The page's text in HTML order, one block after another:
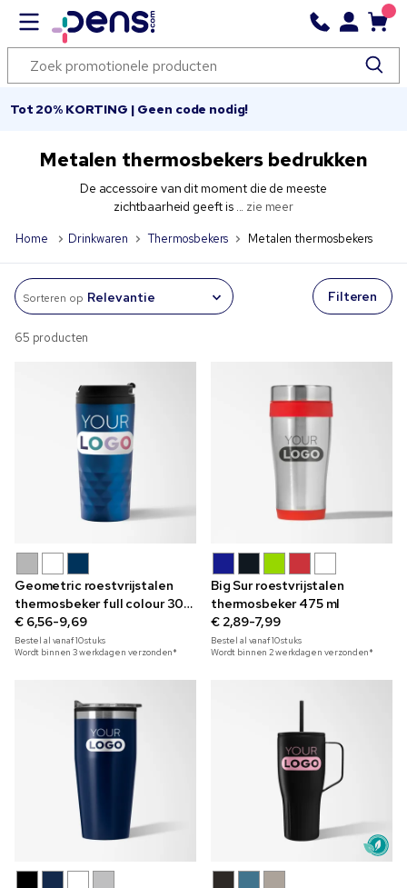
Tot 20% KORTING | Geen code nodig!
Metalen thermosbekers bedrukken
De accessoire van dit moment die de meeste
zichtbaarheid geeft is ... zie meer
Home Drinkwaren Thermosbekers Metalen thermosbekers
Sorteren op Filteren
65 producten
Geometric roestvrijstalen
thermosbeker full colour 300
ml
€ 6,56-9,69
Bestel al vanaf10stuks
Wordt binnen 3 werkdagen verzonden*
Big Sur roestvrijstalen
thermosbeker 475 ml
€ 2,89-7,99
Bestel al vanaf10stuks
Wordt binnen 2 werkdagen verzonden*